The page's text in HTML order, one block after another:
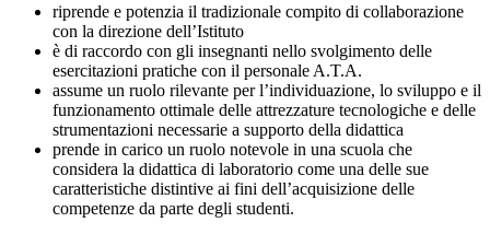
riprende e potenzia il tradizionale compito di collaborazione
con la direzione dell’Istituto
è di raccordo con gli insegnanti nello svolgimento delle
esercitazioni pratiche con il personale A.T.A.
assume un ruolo rilevante per l’individuazione, lo sviluppo e il
funzionamento ottimale delle attrezzature tecnologiche e delle
strumentazioni necessarie a supporto della didattica
prende in carico un ruolo notevole in una scuola che
considera la didattica di laboratorio come una delle sue
caratteristiche distintive ai fini dell’acquisizione delle
competenze da parte degli studenti.